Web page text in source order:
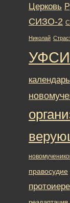
Церковь
СИЗО-2
Николай
календарь
правосудие